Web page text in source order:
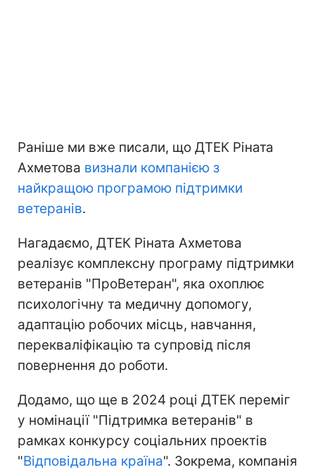
Раніше ми вже писали, що ДТЕК Ріната
Ахметова визнали компанією з
найкращою програмою підтримки
ветеранів.
Нагадаємо, ДТЕК Ріната Ахметова
реалізує комплексну програму підтримки
ветеранів "ПроВетеран", яка охоплює
психологічну та медичну допомогу,
адаптацію робочих місць, навчання,
перекваліфікацію та супровід після
повернення до роботи.
Додамо, що ще в 2024 році ДТЕК переміг
у номінації "Підтримка ветеранів" в
рамках конкурсу соціальних проектів
"Відповідальна країна". Зокрема, компанія